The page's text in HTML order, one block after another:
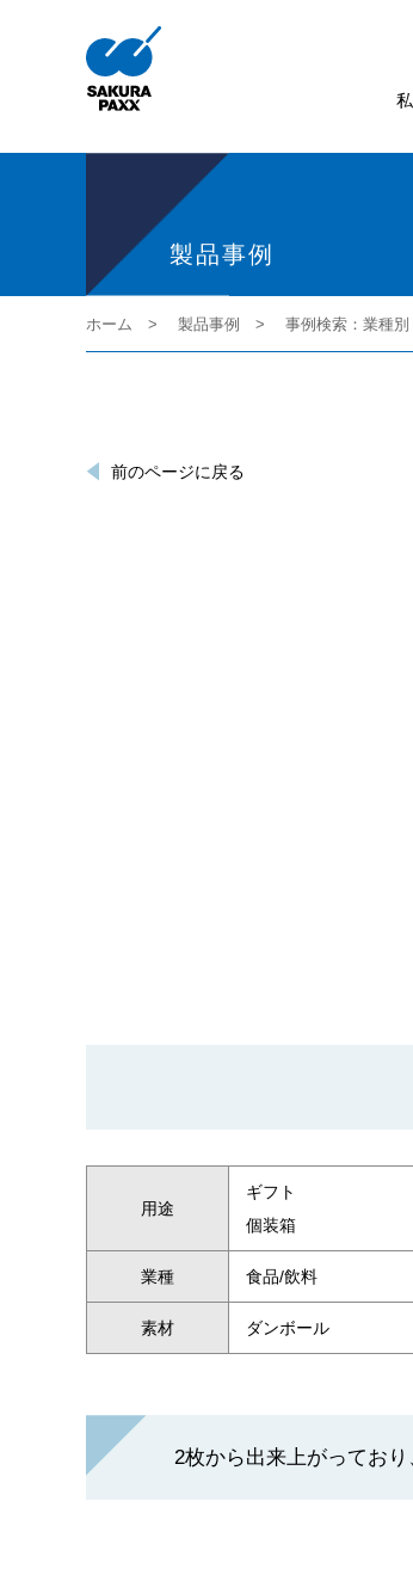
製品事例
ホーム 製品事例 事例検索：業種別
前のページに戻る
用途
ギフト
個装箱
業種
食品/飲料
素材
ダンボール
2枚から出来上がってお